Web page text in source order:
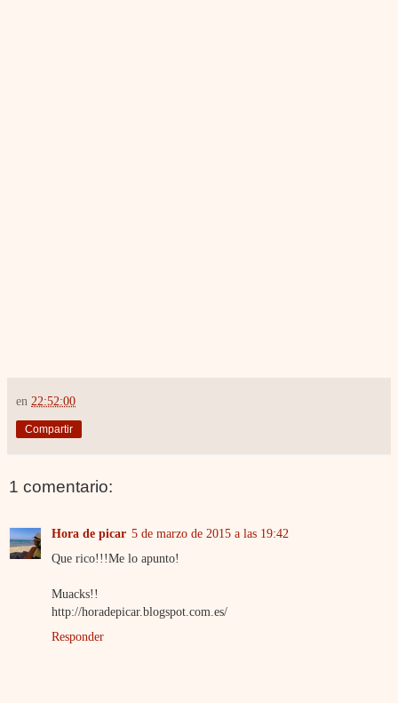
en 22:52:00
Compartir
1 comentario:
Hora de picar 5 de marzo de 2015 a las 19:42
Que rico!!!Me lo apunto!
Muacks!!
http://horadepicar.blogspot.com.es/
Responder